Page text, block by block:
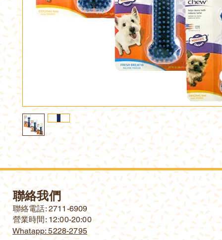
聯絡我們
​聯絡電話: 2711-6909
營業時間: 12:00-20:00
Whatapp: 5228-2795